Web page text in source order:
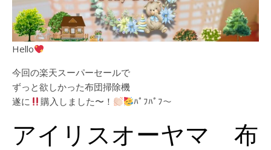
Hello
今回の楽天スーパーセールで
ずっと欲しかった布団掃除機
遂に
購入しました〜！ ﾊﾟﾌﾊﾟﾌ〜
アイリスオーヤマ 布